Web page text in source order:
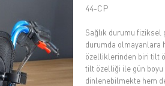
44-CP
Sağlık durumu fiziksel
durumda olmayanlara
özelliklerinden biri tilt
tilt özelliği ile gün boyu
dinlenebilmekte hem